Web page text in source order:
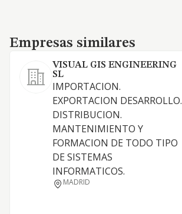
Empresas similares
Empresas similares
VISUAL GIS ENGINEERING
SL
IMPORTACION.
EXPORTACION DESARROLLO.
DISTRIBUCION.
MANTENIMIENTO Y
FORMACION DE TODO TIPO
DE SISTEMAS
INFORMATICOS.
MADRID